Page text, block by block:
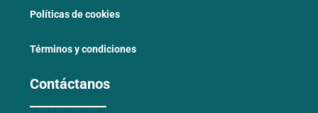
Políticas de cookies
Términos y condiciones
Contáctanos